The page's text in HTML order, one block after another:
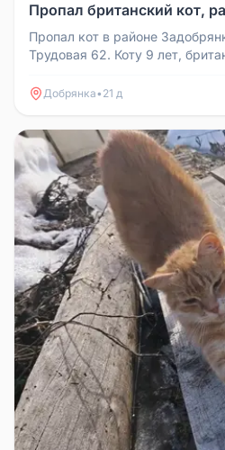
Пропал британский кот,
Пропал кот в районе
Трудовая 62. Коту 9 лет,
Добрянка• 21 д